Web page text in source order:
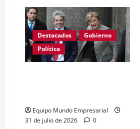
Milei
anuncia
reformas
en
capitales
y
seguros:
impacto
Destacados
Gobierno
Política
Equipo Mundo Empresarial
31 de julio de 2026
0